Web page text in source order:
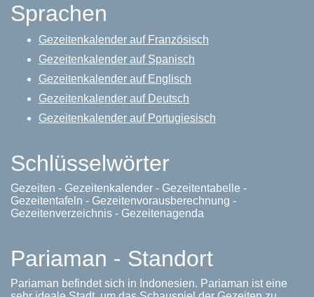
Sprachen
Gezeitenkalender auf Französisch
Gezeitenkalender auf Spanisch
Gezeitenkalender auf Englisch
Gezeitenkalender auf Deutsch
Gezeitenkalender auf Portugiesisch
Schlüsselwörter
Gezeiten - Gezeitenkalender - Gezeitentabelle -
Gezeitentafeln - Gezeitenvorausberechnung -
Gezeitenverzeichnis - Gezeitenagenda
Pariaman - Standort
Pariaman befindet sich in Indonesien. Pariaman ist eine